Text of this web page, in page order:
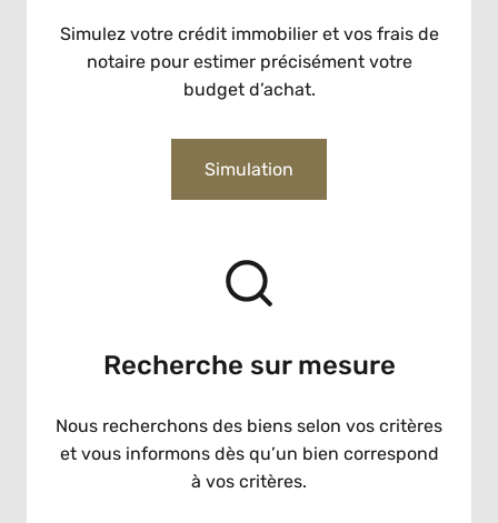
Simulez votre crédit immobilier et vos frais de
notaire pour estimer précisément votre
budget d’achat.
Simulation
Recherche sur mesure
Nous recherchons des biens selon vos critères
et vous informons dès qu’un bien correspond
à vos critères.